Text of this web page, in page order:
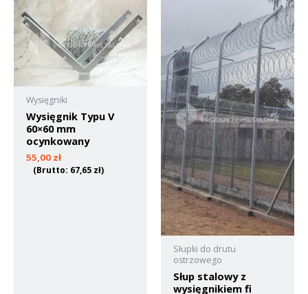
Wysięgniki
Wysięgnik Typu V
60×60 mm
ocynkowany
55,00 zł
(Brutto: 67,65 zł)
Słupki do drutu
ostrzowego
Słup stalowy z
wysięgnikiem fi